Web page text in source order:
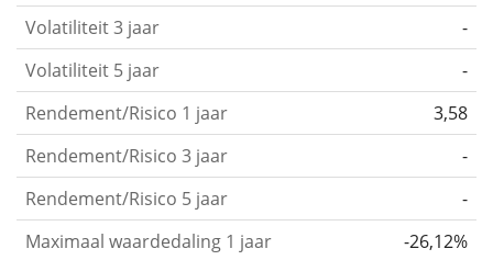
that you can see if price fluctuations for the ETF
became stronger or weaker over time.
Return per riskfor 1, 3 and 5 year periods. This is
the annualised (i.e. converted to a one year period)
past return divided by the past annualised volatility.
The metric puts the historical return of an asset
in relation to its historical riskand gives you a
retrospective indication of the degree of price
Volatiliteit 3 jaar
-
Volatiliteit 5 jaar
-
Rendement/Risico 1 jaar
3,58
Rendement/Risico 3 jaar
-
Rendement/Risico 5 jaar
-
Maximaal waardedaling 1 jaar
-26,12%